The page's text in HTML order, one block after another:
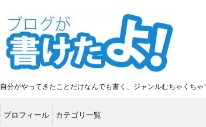
自分がやってきたことだけなんでも書く、ジャンルむちゃくちゃ
プロフィール カテゴリ一覧